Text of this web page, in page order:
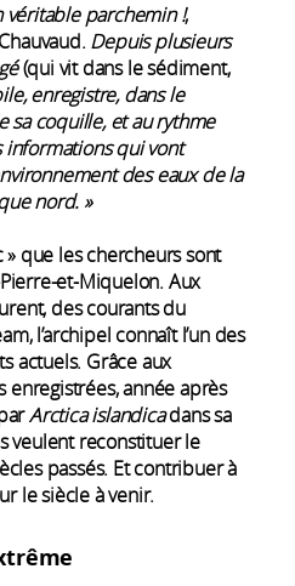
véritable parchemin !,
Depuis plusieurs
(qui vit dans le sédiment,
enregistre, dans le
sa coquille, et au rythme
informations qui vont
des eaux de la
nord. »
» que les chercheurs sont
et-Miquelon. Aux
des courants du
l’archipel connaît l’un des
actuels. Grâce aux
année après
Arctica islandicadans sa
veulent reconstituer le
passés. Et contribuer à
le siècle à venir.